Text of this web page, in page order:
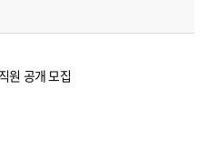
원 공개 모집